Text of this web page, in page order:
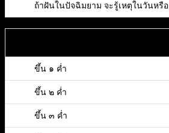
ถ้าฝันในปัจฉิมยาม จะรู้เหตุในวันหรื
ขึ้น ๑ ค่ำ
ขึ้น ๒ ค่ำ
ขึ้น ๓ ค่ำ